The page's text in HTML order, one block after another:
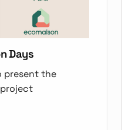
Days
present the
project